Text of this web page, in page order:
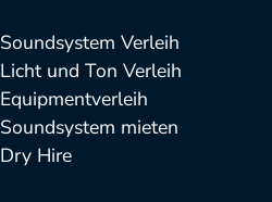
Soundsystem Verleih
Licht und Ton Verleih
Equipmentverleih
Soundsystem mieten
Dry Hire